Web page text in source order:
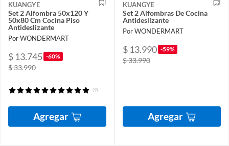
KUANGYE
Set 2 Alfombra 50x120 Y
50x80 Cm Cocina Piso
Antideslizante
Por WONDERMART
$ 13.745 -60%
$ 33.990
(9)
Agregar
KUANGYE
Set 2 Alfombras De Cocina
Antideslizante
Por WONDERMART
$ 13.990 -59%
$ 33.990
Agregar